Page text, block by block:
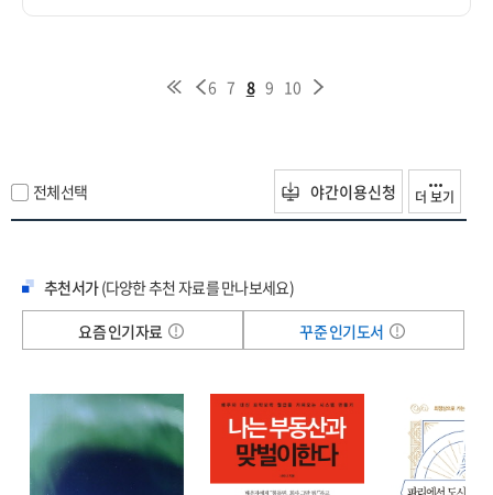
6 7 8 9 10
전체선택 야간이용신청 더 보기
추천서가(다양한 추천 자료를 만나보세요)
요즘 인기자료
꾸준 인기도서